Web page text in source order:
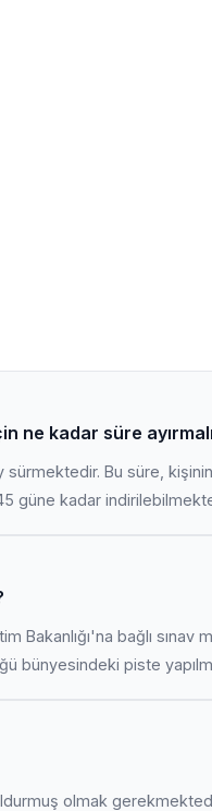
ne kadar süre
Bu süre,
güne kadar
Bakanlığı'na bağlı
bünyesindeki piste
olmak